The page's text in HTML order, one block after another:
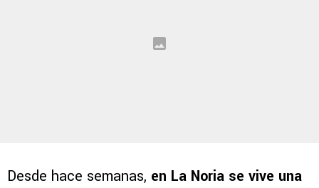
Desde hace semanas, en La Noria se vive una